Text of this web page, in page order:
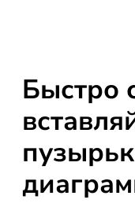
Быстро